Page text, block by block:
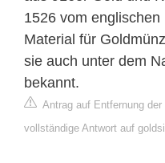
1526 vom
Material für
sie auch unter dem
bekannt.
Antrag auf Entfernung der
vollständige Antwort auf